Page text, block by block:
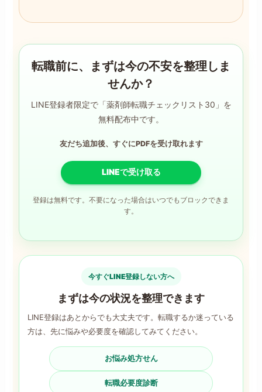
転職前に、まずは今の不安を整理しま
せんか？
LINE登録者限定で「薬剤師転職チェックリスト30」を
無料配布中です。
友だち追加後、すぐにPDFを受け取れます
LINEで受け取る
登録は無料です。不要になった場合はいつでもブロックできま
す。
今すぐLINE登録しない方へ
まずは今の状況を整理できます
LINE登録はあとからでも大丈夫です。転職するか迷っている
方は、先に悩みや必要度を確認してみてください。
お悩み処方せん
転職必要度診断